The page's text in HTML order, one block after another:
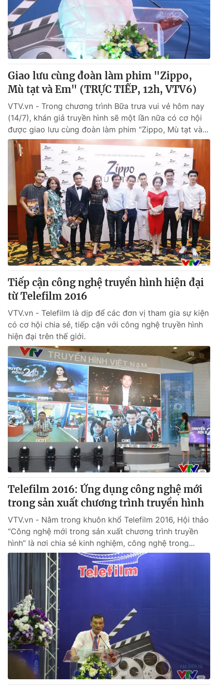
Cơ quan chủ quản:
Đài Truyền hình Việt Nam
Cơ quan báo chí:Thời báo VTV
Giấy phép hoạt động báo in và báo điện tử số 483/GP-BTTTT
cấp ngày 29/12/2023
Tổng Biên tập:Vũ Thanh Thủy
Phó Tổng Biên tập:Nguyễn Thị Mỹ Hạnh, Phạm Quốc Thắng,
Nguyễn Trọng Ninh
024.38 355 931 - 024.38 355 932
Ðiện thoại Thời báo VTV:024.66 897 897
Email: toasoan@vtv.vn
Liên hệ quảng cáo:024-7300.7108
® Cấm sao chép dưới mọi hình thức nếu không có sự chấp
thuận bằng văn bản. Ghi rõ nguồn VTV.vn khi phát hành lại
thông tin từ website này.
Giao lưu cùng đoàn làm phim "Zippo,
Mù tạt và Em" (TRỰC TIẾP, 12h, VTV6)
VTV.vn - Trong chương trình Bữa trưa vui vẻ hôm nay
(14/7), khán giả truyền hình sẽ một lần nữa có cơ hội
được giao lưu cùng đoàn làm phim "Zippo, Mù tạt và...
Tiếp cận công nghệ truyền hình hiện đại
từ Telefilm 2016
VTV.vn - Telefilm là dịp để các đơn vị tham gia sự kiện
có cơ hội chia sẻ, tiếp cận với công nghệ truyền hình
hiện đại trên thế giới.
Telefilm 2016: Ứng dụng công nghệ mới
trong sản xuất chương trình truyền hình
VTV.vn - Nằm trong khuôn khổ Telefilm 2016, Hội thảo
“Công nghệ mới trong sản xuất chương trình truyền
hình” là nơi chia sẻ kinh nghiệm, công nghệ trong...